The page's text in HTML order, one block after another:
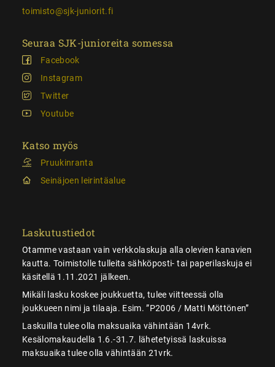
toimisto@sjk-juniorit.fi
Seuraa SJK-junioreita somessa
Facebook
Instagram
Twitter
Youtube
Katso myös
Pruukinranta
Seinäjoen leirintäalue
Laskutustiedot
Otamme vastaan vain verkkolaskuja alla olevien kanavien
kautta. Toimistolle tulleita sähköposti- tai paperilaskuja ei
käsitellä 1.11.2021 jälkeen.
Mikäli lasku koskee joukkuetta, tulee viitteessä olla
joukkueen nimi ja tilaaja. Esim. ”P2006 / Matti Möttönen”
Laskuilla tulee olla maksuaika vähintään 14vrk.
Kesälomakaudella 1.6.-31.7. lähetetyissä laskuissa
maksuaika tulee olla vähintään 21vrk.